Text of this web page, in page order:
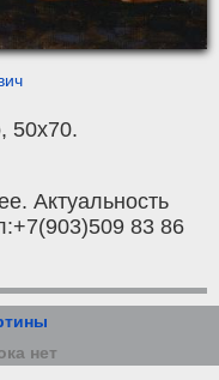
, 50x70.
Актуальность
83 86
нет